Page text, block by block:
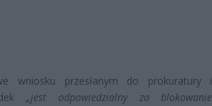
wniosku przesłanym do prokuratury i
„jest odpowiedzialny za blokowanie